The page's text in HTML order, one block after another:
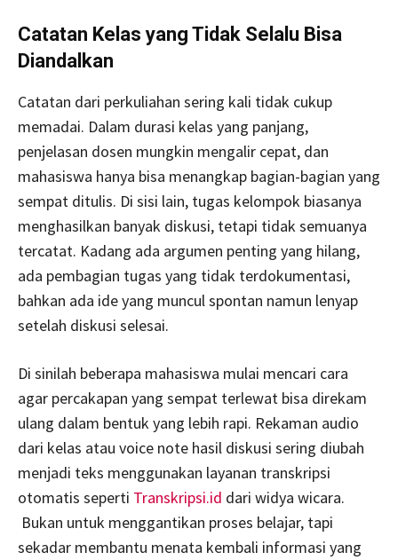
Catatan Kelas yang Tidak Selalu Bisa
Diandalkan
Catatan dari perkuliahan sering kali tidak cukup
memadai. Dalam durasi kelas yang panjang,
penjelasan dosen mungkin mengalir cepat, dan
mahasiswa hanya bisa menangkap bagian-bagian yang
sempat ditulis. Di sisi lain, tugas kelompok biasanya
menghasilkan banyak diskusi, tetapi tidak semuanya
tercatat. Kadang ada argumen penting yang hilang,
ada pembagian tugas yang tidak terdokumentasi,
bahkan ada ide yang muncul spontan namun lenyap
setelah diskusi selesai.
Di sinilah beberapa mahasiswa mulai mencari cara
agar percakapan yang sempat terlewat bisa direkam
ulang dalam bentuk yang lebih rapi. Rekaman audio
dari kelas atau voice note hasil diskusi sering diubah
menjadi teks menggunakan layanan transkripsi
otomatis seperti Transkripsi.id dari widya wicara.
Bukan untuk menggantikan proses belajar, tapi
sekadar membantu menata kembali informasi yang